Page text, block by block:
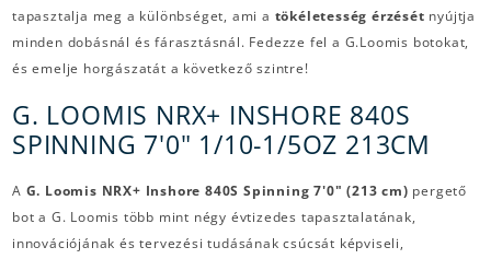
tapasztalja meg a különbséget, ami a tökéletesség érzését nyújtja
minden dobásnál és fárasztásnál. Fedezze fel a G.Loomis botokat,
és emelje horgászatát a következő szintre!
G. LOOMIS NRX+ INSHORE 840S
SPINNING 7'0" 1/10-1/5OZ 213CM
A G. Loomis NRX+ Inshore 840S Spinning 7'0" (213 cm) pergető
bot a G. Loomis több mint négy évtizedes tapasztalatának,
innovációjának és tervezési tudásának csúcsát képviseli,